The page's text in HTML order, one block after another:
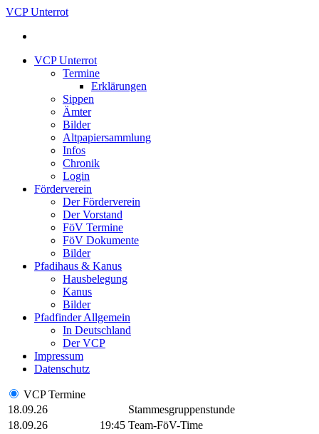
VCP Unterrot
VCP Unterrot
Termine
Erklärungen
Sippen
Ämter
Bilder
Altpapiersammlung
Infos
Chronik
Login
Förderverein
Der Förderverein
Der Vorstand
FöV Termine
FöV Dokumente
Bilder
Pfadihaus & Kanus
Hausbelegung
Kanus
Bilder
Pfadfinder Allgemein
In Deutschland
Der VCP
Impressum
Datenschutz
VCP Termine
18.09.26
Stammesgruppenstunde
18.09.26
19:45 Team-FöV-Time